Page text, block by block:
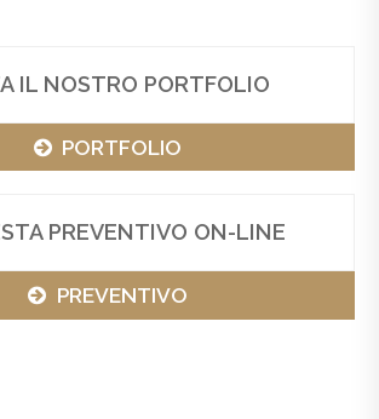
IL NOSTRO PORTFOLIO
PORTFOLIO
PREVENTIVO ON-LINE
PREVENTIVO